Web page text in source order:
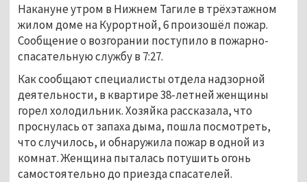
Накануне утром в Нижнем Тагиле в трёхэтажном
жилом доме на Курортной, 6 произошёл пожар.
Сообщение о возгорании поступило в пожарно-
спасательную службу в 7:27.
Как сообщают специалисты отдела надзорной
деятельности, в квартире 38-летней женщины
горел холодильник. Хозяйка рассказала, что
проснулась от запаха дыма, пошла посмотреть,
что случилось, и обнаружила пожар в одной из
комнат. Женщина пыталась потушить огонь
самостоятельно до приезда спасателей.